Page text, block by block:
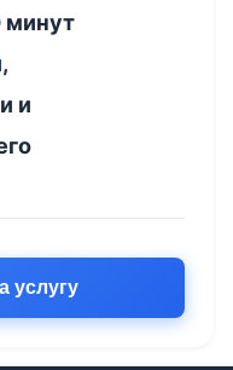
минут
и
услугу